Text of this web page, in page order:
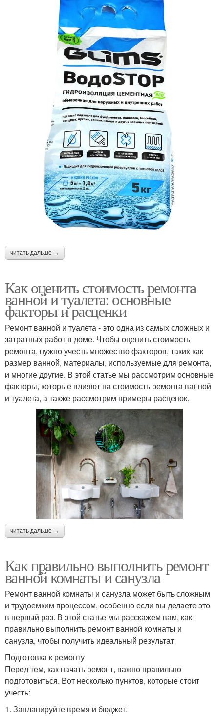
читать дальше →
Как оценить стоимость ремонта
ванной и туалета: основные
факторы и расценки
Ремонт ванной и туалета - это одна из самых сложных и
затратных работ в доме. Чтобы оценить стоимость
ремонта, нужно учесть множество факторов, таких как
размер ванной, материалы, используемые для ремонта,
и многие другие. В этой статье мы рассмотрим основные
факторы, которые влияют на стоимость ремонта ванной
и туалета, а также рассмотрим примеры расценок.
читать дальше →
Как правильно выполнить ремонт
ванной комнаты и санузла
Ремонт ванной комнаты и санузла может быть сложным
и трудоемким процессом, особенно если вы делаете это
в первый раз. В этой статье мы расскажем вам, как
правильно выполнить ремонт ванной комнаты и
санузла, чтобы получить идеальный результат.
Подготовка к ремонту
Перед тем, как начать ремонт, важно правильно
подготовиться. Вот несколько пунктов, которые стоит
учесть:
1. Запланируйте время и бюджет.